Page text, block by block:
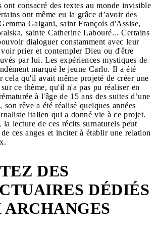
ont consacré des textes au monde invisible
ont même eu la grâce d’avoir des
Galgani, saint François d'Assise,
sainte Catherine Labouré... Certains
dialoguer constamment avec leur
prier et contempler Dieu ou d'être
par lui. Les expériences mystiques de
marqué le jeune Carlo. Il a été
cela qu'il avait même projeté de créer une
ce thème, qu'il n'a pas pu réaliser en
à l'âge de 15 ans des suites d’une
rêve a été réalisé quelques années
italien qui a donné vie à ce projet.
lecture de ces récits surnaturels peut
ces anges et inciter à établir une relation
DES
DÉDIÉS
ARCHANGES